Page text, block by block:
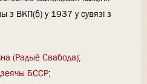
з ВКП(б) у 1937 у сувязі з
(Радыё Свабода)
БССР